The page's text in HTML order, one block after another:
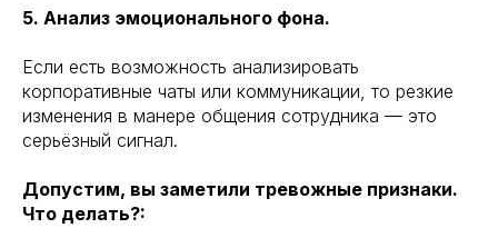
5. Анализ эмоционального фона.
Если есть возможность анализировать
корпоративные чаты или коммуникации, то резкие
изменения в манере общения сотрудника — это
серьёзный сигнал.
Допустим, вы заметили тревожные признаки.
Что делать?: